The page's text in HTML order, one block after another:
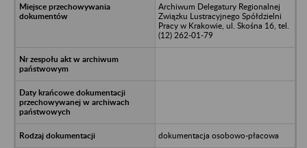
Archiwum Delegatury Regionalnej
Związku Lustracyjnego Spółdzielni
Pracy w Krakowie, ul. Skośna 16, tel.
(12) 262-01-79
dokumentacja osobowo-płacowa